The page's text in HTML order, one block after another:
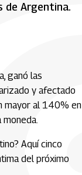
de Argentina.
ganó las
y afectado
mayor al 140% en
Aquí cinco
del próximo